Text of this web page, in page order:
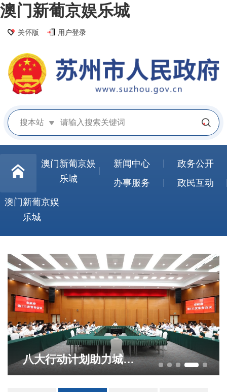
澳门新葡京娱乐城
关怀版 用户登录
搜本站
澳门新葡京娱
乐城
新闻中心
政务公开
办事服务
政民互动
澳门新葡京娱
乐城
八大行动计划助力城市更新 市政府常务会议审议研究相关事项 王维主持